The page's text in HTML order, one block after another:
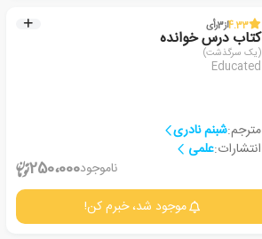
4.33از3رأی
کتاب درس خوانده
(یک سرگذشت)
Educated
مترجم:شبنم نادری
انتشارات:علمی
ناموجود250،000
موجود شد، خبرم کن!